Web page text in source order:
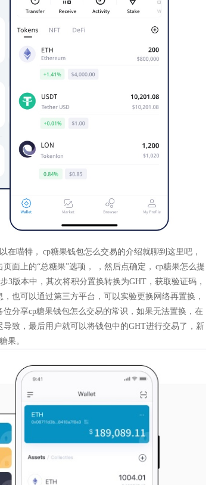
在喵特， cp糖果钱包怎么交易的介绍就聊到这里吧，
面上的“总糖果”选项， ，然后点确定， cp糖果怎么提
3版本中，其次将积分置换转换为GHT，获取验证码，
也可以通过第三方平台，可以实验更换网络再置换，
分享cp糖果钱包怎么交易的常识，如果无法置换，在
致，最后用户就可以将钱包中的GHT进行交易了，新
果。